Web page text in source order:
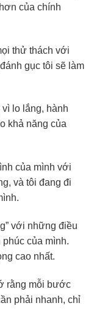
của chính
thử thách với
gục tôi sẽ làm
lo lắng, hành
khả năng của
của mình với
và tôi đang đi
với những điều
phúc của mình.
cao nhất.
rằng mỗi bước
phải nhanh, chỉ